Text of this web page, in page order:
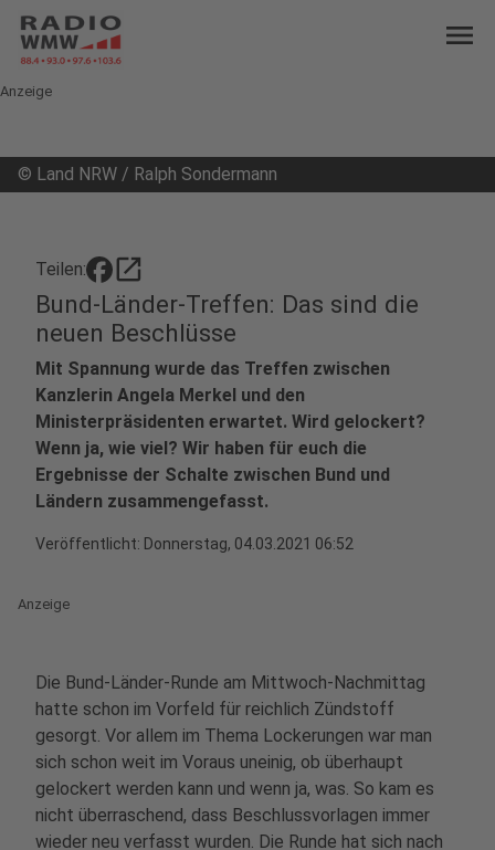
menu
Anzeige
© Land NRW / Ralph Sondermann
Teilen: open_in_new
Bund-Länder-Treffen: Das sind die
neuen Beschlüsse
Mit Spannung wurde das Treffen zwischen
Kanzlerin Angela Merkel und den
Ministerpräsidenten erwartet. Wird gelockert?
Wenn ja, wie viel? Wir haben für euch die
Ergebnisse der Schalte zwischen Bund und
Ländern zusammengefasst.
Veröffentlicht: Donnerstag, 04.03.2021 06:52
Anzeige
Die Bund-Länder-Runde am Mittwoch-Nachmittag
hatte schon im Vorfeld für reichlich Zündstoff
gesorgt. Vor allem im Thema Lockerungen war man
sich schon weit im Voraus uneinig, ob überhaupt
gelockert werden kann und wenn ja, was. So kam es
nicht überraschend, dass Beschlussvorlagen immer
wieder neu verfasst wurden. Die Runde hat sich nach